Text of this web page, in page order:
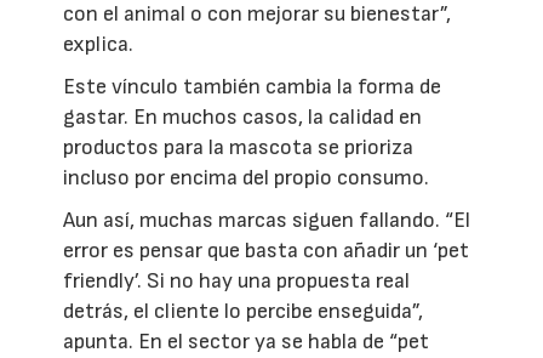
con el animal o con mejorar su bienestar”,
explica.
Este vínculo también cambia la forma de
gastar. En muchos casos, la calidad en
productos para la mascota se prioriza
incluso por encima del propio consumo.
Aun así, muchas marcas siguen fallando. “El
error es pensar que basta con añadir un ‘pet
friendly’. Si no hay una propuesta real
detrás, el cliente lo percibe enseguida”,
apunta. En el sector ya se habla de “pet